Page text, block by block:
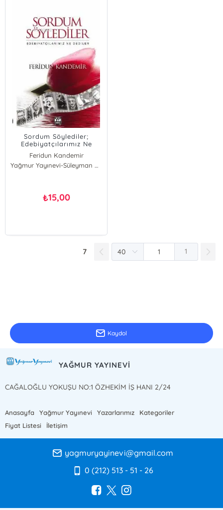
Sordum Söylediler;
Edebiyatçılarımız Ne
Feridun Kandemir
Yağmur Yayınevi-Süleyman Özdemir
₺15,00
7 1
Kaydol
YAĞMUR YAYINEVİ
CAĞALOĞLU YOKUŞU NO:1 ÖZHEKİM İŞ HANI 2/24
Anasayfa Yağmur Yayınevi Yazarlarımız
Kategoriler
Fiyat Listesi
İletişim
yagmuryayinevi@gmail.com
0 (212) 513 - 51 - 26